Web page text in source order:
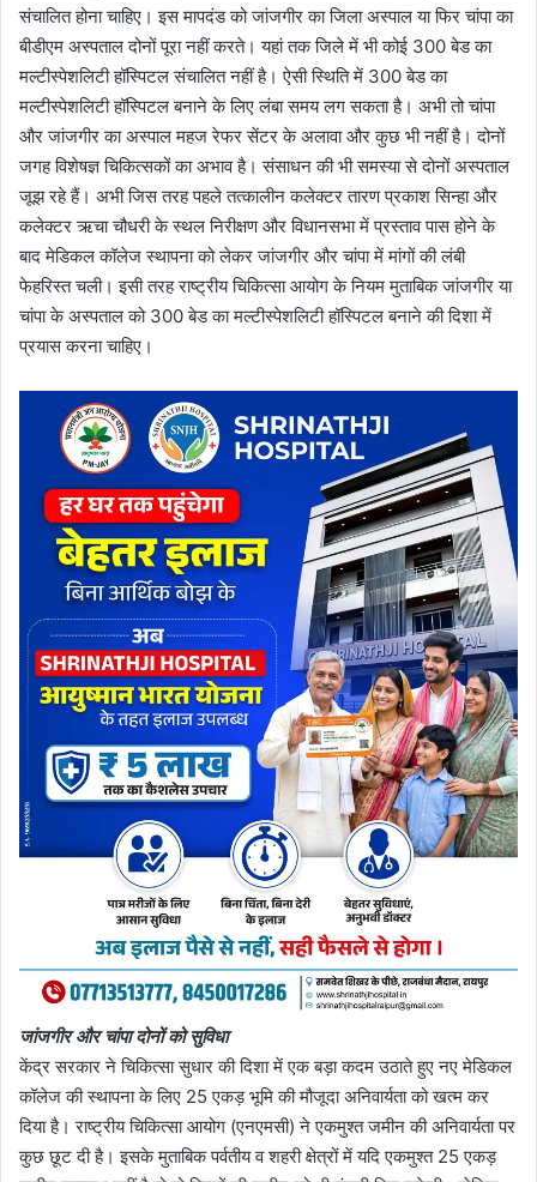
संचालित होना चाहिए। इस मापदंड को जांजगीर का जिला अस्पाल या फिर चांपा का
बीडीएम अस्पताल दोनों पूरा नहीं करते। यहां तक जिले में भी कोई 300 बेड का
मल्टीस्पेशलिटी हॉस्पिटल संचालित नहीं है। ऐसी स्थिति में 300 बेड का
मल्टीस्पेशलिटी हॉस्पिटल बनाने के लिए लंबा समय लग सकता है। अभी तो चांपा
और जांजगीर का अस्पाल महज रेफर सेंटर के अलावा और कुछ भी नहीं है। दोनों
जगह विशेषज्ञ चिकित्सकों का अभाव है। संसाधन की भी समस्या से दोनों अस्पताल
जूझ रहे हैं। अभी जिस तरह पहले तत्कालीन कलेक्टर तारण प्रकाश सिन्हा और
कलेक्टर ऋचा चौधरी के स्थल निरीक्षण और विधानसभा में प्रस्ताव पास होने के
बाद मेडिकल कॉलेज स्थापना को लेकर जांजगीर और चांपा में मांगों की लंबी
फेहरिस्त चली। इसी तरह राष्ट्रीय चिकित्सा आयोग के नियम मुताबिक जांजगीर या
चांपा के अस्पताल को 300 बेड का मल्टीस्पेशलिटी हॉस्पिटल बनाने की दिशा में
प्रयास करना चाहिए।
जांजगीर और चांपा दोनों को सुविधा
केंद्र सरकार ने चिकित्सा सुधार की दिशा में एक बड़ा कदम उठाते हुए नए मेडिकल
कॉलेज की स्थापना के लिए 25 एकड़ भूमि की मौजूदा अनिवार्यता को खत्म कर
दिया है। राष्ट्रीय चिकित्सा आयोग (एनएमसी) ने एकमुश्त जमीन की अनिवार्यता पर
कुछ छूट दी है। इसके मुताबिक पर्वतीय व शहरी क्षेत्रों में यदि एकमुश्त 25 एकड़